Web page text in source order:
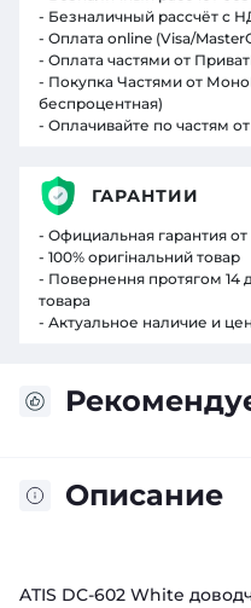
Описание
ATIS DC-602 White
- Безналичный рассчёт с
- Оплата online (Visa/
- Оплата частями от
- Покупка Частями от
беспроцентная)
- Оплачивайте по частям
ГАРАНТИИ
- Официальная гарантия
- 100% оригінальний товар
- Повернення протягом 14
товара
- Актуальное наличие и